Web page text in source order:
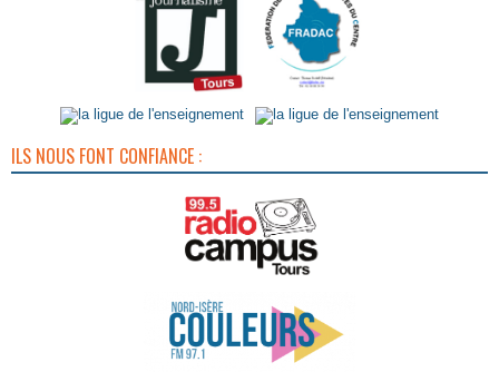
ILS NOUS FONT CONFIANCE :